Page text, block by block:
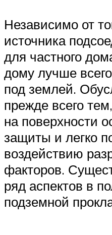
Независимо от
источника
для частного
дому лучше
под землей.
прежде всего
на поверхности
защиты и легко
воздействию
факторов.
ряд аспектов в
подземной